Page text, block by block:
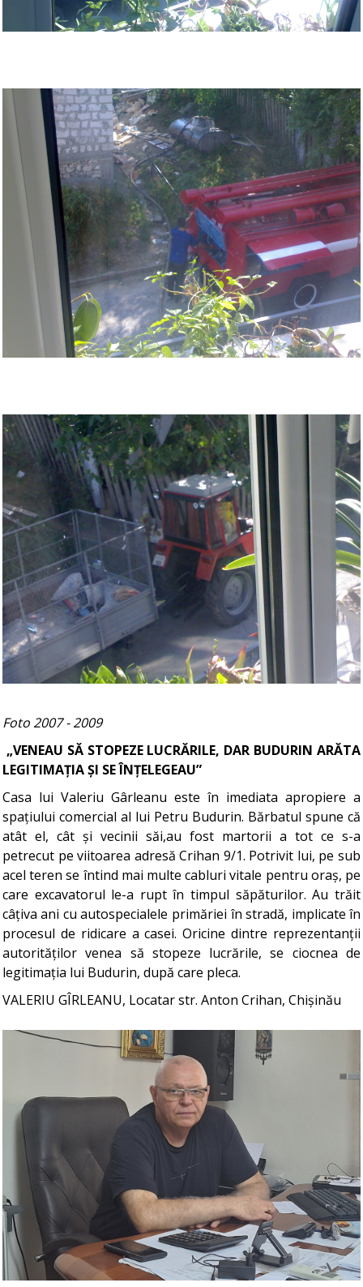
Foto 2007 - 2009
„VENEAU SĂ STOPEZE LUCRĂRILE, DAR BUDURIN ARĂTA
LEGITIMAȚIA ȘI SE ÎNȚELEGEAU”
Casa lui Valeriu Gârleanu este în imediata apropiere a
spațiului comercial al lui Petru Budurin. Bărbatul spune că
atât el, cât și vecinii săi,au fost martorii a tot ce s-a
petrecut pe viitoarea adresă Crihan 9/1. Potrivit lui, pe sub
acel teren se întind mai multe cabluri vitale pentru oraș, pe
care excavatorul le-a rupt în timpul săpăturilor. Au trăit
câțiva ani cu autospecialele primăriei în stradă, implicate în
procesul de ridicare a casei. Oricine dintre reprezentanții
autorităților venea să stopeze lucrările, se ciocnea de
legitimația lui Budurin, după care pleca.
VALERIU GÎRLEANU, Locatar str. Anton Crihan, Chișinău